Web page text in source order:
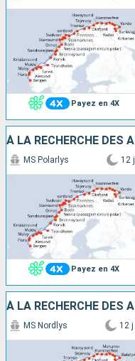
Payez en 4X
Payez en 4X
MS Polarlys 12 j
MS Nordlys 12 j